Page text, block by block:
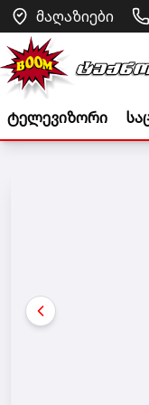
მაღაზიები
ტელევიზორი